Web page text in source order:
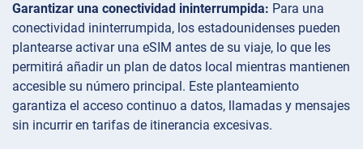
Garantizar una conectividad ininterrumpida: Para una
conectividad ininterrumpida, los estadounidenses pueden
plantearse activar una eSIM antes de su viaje, lo que les
permitirá añadir un plan de datos local mientras mantienen
accesible su número principal. Este planteamiento
garantiza el acceso continuo a datos, llamadas y mensajes
sin incurrir en tarifas de itinerancia excesivas.